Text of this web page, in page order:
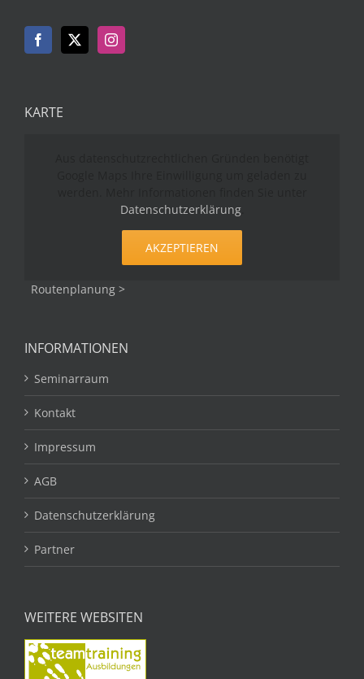
KARTE
Datenschutzerklärung.
AKZEPTIEREN
Routenplanung >
INFORMATIONEN
Seminarraum
Kontakt
Impressum
AGB
Datenschutzerklärung
Partner
WEITERE WEBSITEN